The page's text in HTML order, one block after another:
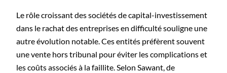
Le rôle croissant des sociétés de capital-investissement
dans le rachat des entreprises en difficulté souligne une
autre évolution notable. Ces entités préfèrent souvent
une vente hors tribunal pour éviter les complications et
les coûts associés à la faillite. Selon Sawant, de